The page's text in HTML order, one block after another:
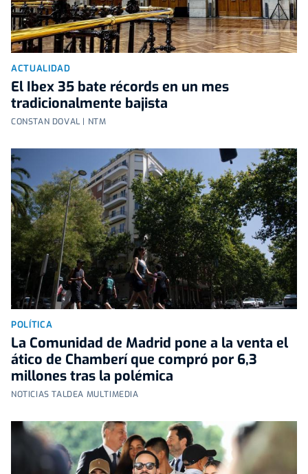
ACTUALIDAD
El Ibex 35 bate récords en un mes
tradicionalmente bajista
CONSTAN DOVAL | NTM
POLÍTICA
La Comunidad de Madrid pone a la venta el
ático de Chamberí que compró por 6,3
millones tras la polémica
NOTICIAS TALDEA MULTIMEDIA